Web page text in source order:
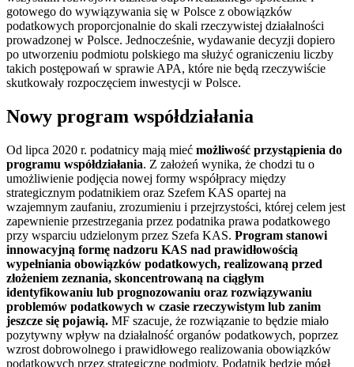
gotowego do wywiązywania się w Polsce z obowiązków
podatkowych proporcjonalnie do skali rzeczywistej działalności
prowadzonej w Polsce. Jednocześnie, wydawanie decyzji dopiero
po utworzeniu podmiotu polskiego ma służyć ograniczeniu liczby
takich postępowań w sprawie APA, które nie będą rzeczywiście
skutkowały rozpoczęciem inwestycji w Polsce.
Nowy program współdziałania
Od lipca 2020 r. podatnicy mają mieć możliwość przystąpienia do
programu współdziałania. Z założeń wynika, że chodzi tu o
umożliwienie podjęcia nowej formy współpracy między
strategicznym podatnikiem oraz Szefem KAS opartej na
wzajemnym zaufaniu, zrozumieniu i przejrzystości, której celem jest
zapewnienie przestrzegania przez podatnika prawa podatkowego
przy wsparciu udzielonym przez Szefa KAS. Program stanowi
innowacyjną formę nadzoru KAS nad prawidłowością
wypełniania obowiązków podatkowych, realizowaną przed
złożeniem zeznania, skoncentrowaną na ciągłym
identyfikowaniu lub prognozowaniu oraz rozwiązywaniu
problemów podatkowych w czasie rzeczywistym lub zanim
jeszcze się pojawią. MF szacuje, że rozwiązanie to będzie miało
pozytywny wpływ na działalność organów podatkowych, poprzez
wzrost dobrowolnego i prawidłowego realizowania obowiązków
podatkowych przez strategiczne podmioty. Podatnik będzie mógł